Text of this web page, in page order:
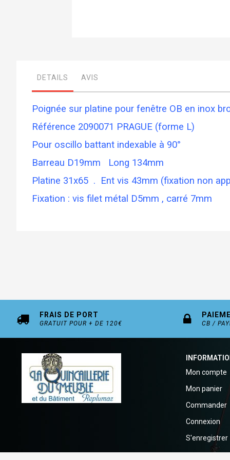
gallery
DETAILS
Poignée sur platine pour fenêtre OB en inox
Référence 2090071 PRAGUE (forme L)
Pour oscillo battant indexable à 90°
Barreau D19mm Long 134mm
Platine 31x65 . Ent vis 43mm (fixation non
Fixation : vis filet métal D5mm , carré 7mm
AVIS
FRAIS DE PORT
GRATUIT POUR + DE 120€ CB /
Mon compte
Mon panier
Commander
Connexion
S'enregistrer